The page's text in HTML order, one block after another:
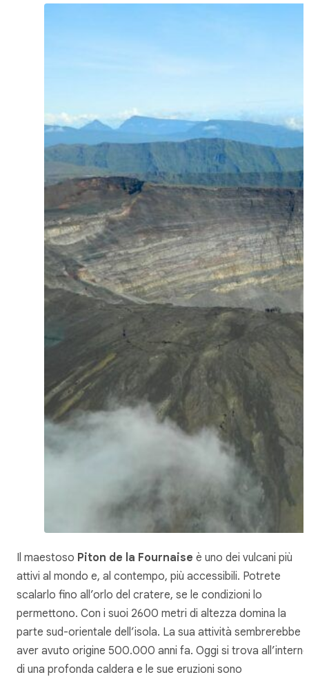
Il maestoso Piton de la Fournaise è uno dei vulcani più
attivi al mondo e, al contempo, più accessibili. Potrete
scalarlo fino all’orlo del cratere, se le condizioni lo
permettono. Con i suoi 2600 metri di altezza domina la
parte sud-orientale dell’isola. La sua attività sembrerebbe
aver avuto origine 500.000 anni fa. Oggi si trova all’interno
di una profonda caldera e le sue eruzioni sono